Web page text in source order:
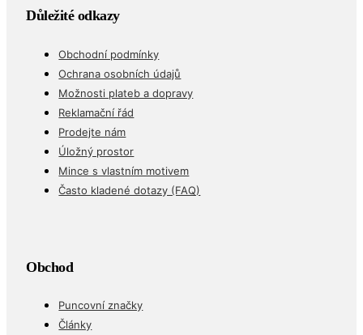
Důležité odkazy
Obchodní podmínky
Ochrana osobních údajů
Možnosti plateb a dopravy
Reklamační řád
Prodejte nám
Úložný prostor
Mince s vlastním motivem
Často kladené dotazy (FAQ)
Obchod
Puncovní značky
Články